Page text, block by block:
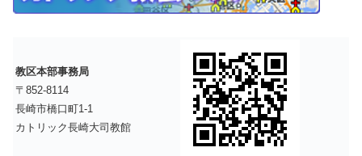
教区本部事務局
〒852-8114
長崎市橋口町1-1
カトリック長崎大司教館